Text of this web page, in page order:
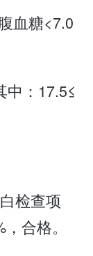
血糖<7.0
中：17.5≤
检查项
合格。